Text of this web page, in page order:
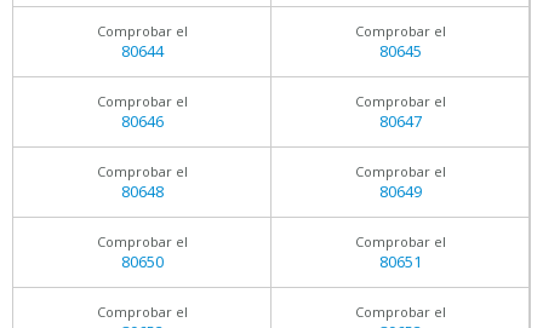
Comprobar el
80644
Comprobar el
80645
Comprobar el
80646
Comprobar el
80647
Comprobar el
80648
Comprobar el
80649
Comprobar el
80650
Comprobar el
80651
Comprobar el Comprobar el